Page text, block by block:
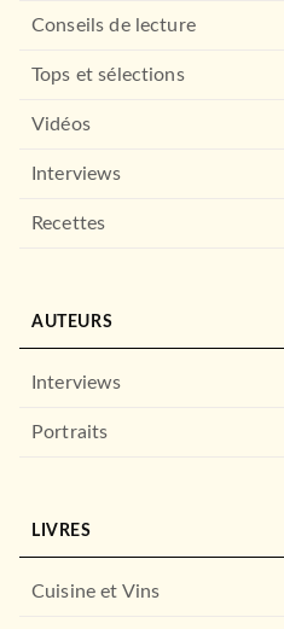
Conseils de lecture
Tops et sélections
Vidéos
Interviews
Recettes
AUTEURS
Interviews
Portraits
LIVRES
Cuisine et Vins